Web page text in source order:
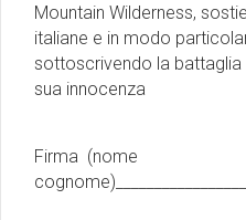
Mountain Wilderness,
italiane e in modo
sottoscrivendo la
sua innocenza
Firma (nome